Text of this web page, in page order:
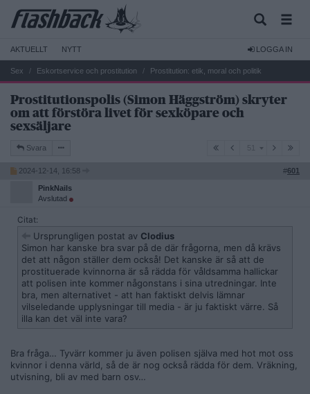
AKTUELLT NYTT LOGGA IN
Sex Eskortservice och prostitution Prostitution: etik, moral och politik
Prostitutionspolis (Simon Häggström) skryter
om att förstöra livet för sexköpare och
sexsäljare
Svara 51
2024-12-14, 16:58 #601
PinkNails
Avslutad
Citat:
Ursprungligen postat av Clodius
Simon har kanske bra svar på de där frågorna, men då krävs
det att någon ställer dem också! Det kanske är så att de
prostituerade kvinnorna är så rädda för våldsamma hallickar
att polisen inte kommer någonstans i sina utredningar. Inte
bra, men alternativet - att han faktiskt delvis lämnar
vilseledande upplysningar till media - är ju faktiskt värre. Så
illa kan det väl inte vara?
Bra fråga… Tyvärr kommer ju även polisen själva med hot mot oss
kvinnor i denna värld, så de är nog också rädda för dem. Vräkning,
utvisning, bli av med barn osv…